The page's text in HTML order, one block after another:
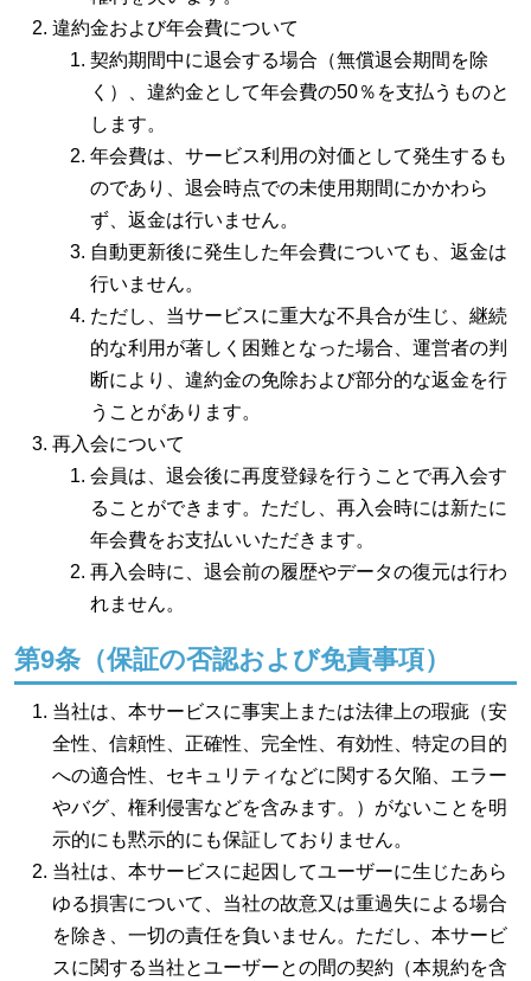
違約金および年会費について
契約期間中に退会する場合（無償退会期間を除
く）、違約金として年会費の50％を支払うものと
します。
年会費は、サービス利用の対価として発生するも
のであり、退会時点での未使用期間にかかわら
ず、返金は行いません。
自動更新後に発生した年会費についても、返金は
行いません。
ただし、当サービスに重大な不具合が生じ、継続
的な利用が著しく困難となった場合、運営者の判
断により、違約金の免除および部分的な返金を行
うことがあります。
再入会について
会員は、退会後に再度登録を行うことで再入会す
ることができます。ただし、再入会時には新たに
年会費をお支払いいただきます。
再入会時に、退会前の履歴やデータの復元は行わ
れません。
第9条（保証の否認および免責事項）
当社は、本サービスに事実上または法律上の瑕疵（安
全性、信頼性、正確性、完全性、有効性、特定の目的
への適合性、セキュリティなどに関する欠陥、エラー
やバグ、権利侵害などを含みます。）がないことを明
示的にも黙示的にも保証しておりません。
当社は、本サービスに起因してユーザーに生じたあら
ゆる損害について、当社の故意又は重過失による場合
を除き、一切の責任を負いません。ただし、本サービ
スに関する当社とユーザーとの間の契約（本規約を含